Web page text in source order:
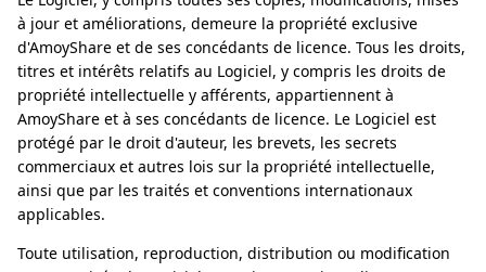
à jour et améliorations, demeure la propriété exclusive
d'AmoyShare et de ses concédants de licence. Tous les droits,
titres et intérêts relatifs au Logiciel, y compris les droits de
propriété intellectuelle y afférents, appartiennent à
AmoyShare et à ses concédants de licence. Le Logiciel est
protégé par le droit d'auteur, les brevets, les secrets
commerciaux et autres lois sur la propriété intellectuelle,
ainsi que par les traités et conventions internationaux
applicables.
Toute utilisation, reproduction, distribution ou modification